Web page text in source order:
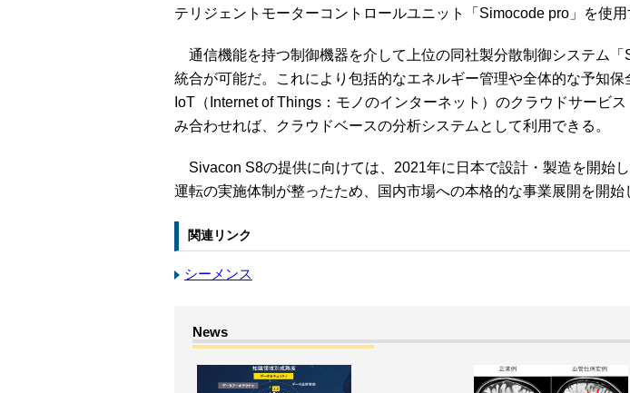
テリジェントモーターコントロールユニット「Simocode pro」を使用
通信機能を持つ制御機器を介して上位の同社製分散制御システム「
統合が可能だ。これにより包括的なエネルギー管理や全体的な予知保
IoT（Internet of Things：モノのインターネット）のクラウドサービ
み合わせれば、クラウドベースの分析システムとして利用できる。
Sivacon S8の提供に向けては、2021年に日本で設計・製造を開始
運転の実施体制が整ったため、国内市場への本格的な事業展開を開始
関連リンク
シーメンス